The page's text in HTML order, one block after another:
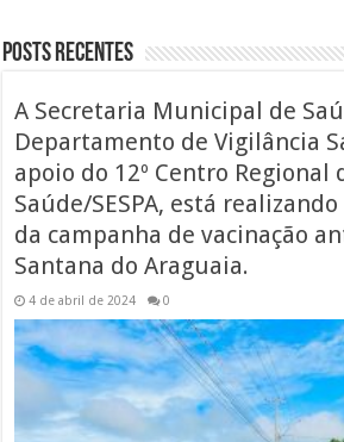
Posts Recentes
A Secretaria Municipal de
Departamento de Vigilância
apoio do 12º Centro Regional
Saúde/SESPA, está
da campanha de vacinação
Santana do Araguaia.
4 de abril de 2024 0